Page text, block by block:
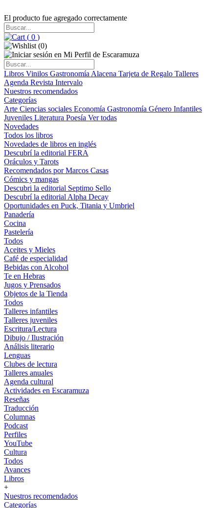
El producto fue agregado correctamente
( 0 )
(0)
Libros Vinilos Gastronomía Alacena Tarjeta de Regalo Talleres
Agenda Revista Intervalo
Nuestros recomendados
Categorías
Arte Ciencias sociales Economía Gastronomía Género Infantiles
Juveniles Literatura Poesía Ver todas
Novedades
Todos los libros
Novedades de libros en inglés
Descubrí la editorial FERA
Oráculos y Tarots
Recomendados por Marcos Casas
Cómics y mangas
Descubri la editorial Septimo Sello
Descubrí la editorial Alpha Decay
Oportunidades en Puck, Titania y Umbriel
Panadería
Cocina
Pastelería
Todos
Aceites y Mieles
Café de especialidad
Bebidas con Alcohol
Te en Hebras
Jugos y Prensados
Objetos de la Tienda
Todos
Talleres infantiles
Talleres juveniles
Escritura/Lectura
Dibujo / Ilustración
Análisis literario
Lenguas
Clubes de lectura
Talleres anuales
Agenda cultural
Actividades en Escaramuza
Reseñas
Traducción
Columnas
Podcast
Perfiles
YouTube
Cultura
Todos
Avances
Libros
+
Nuestros recomendados
Categorías